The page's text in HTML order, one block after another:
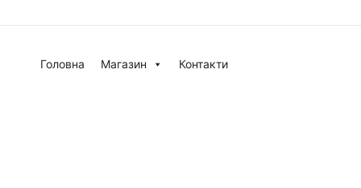
Головна Магазин Контакти